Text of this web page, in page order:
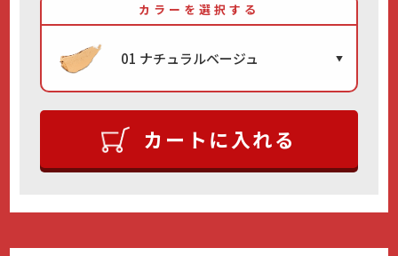
カラーを選択する
01 ナチュラルベージュ
カートに入れる